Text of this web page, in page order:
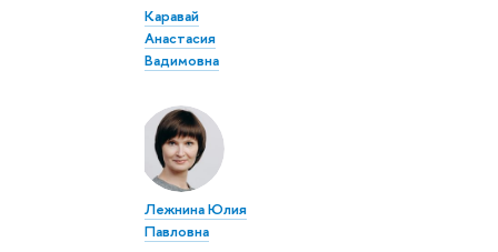
Каравай
Анастасия
Вадимовна
Лежнина Юлия
Павловна